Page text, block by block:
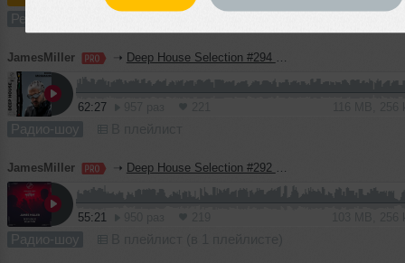
Ремикс
JamesMiller ➝ Deep House Selection #294 Guest Mix Mosimann (Record Deep)
62:27
Радио-шоу
JamesMiller ➝ Deep House Selection #292 (Record Deep)
55:21
Радио-шоу